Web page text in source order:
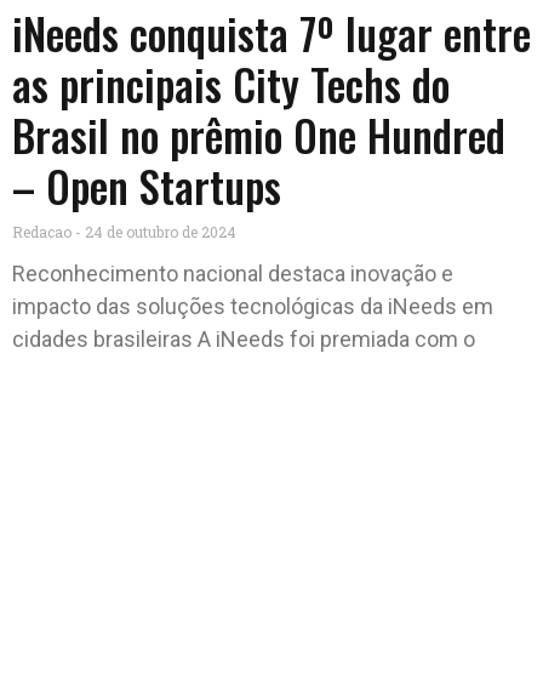
iNeeds conquista 7º lugar entre
as principais City Techs do
Brasil no prêmio One Hundred
– Open Startups
Redacao 24 de outubro de 2024
Reconhecimento nacional destaca inovação e
impacto das soluções tecnológicas da iNeeds em
cidades brasileiras A iNeeds foi premiada com o